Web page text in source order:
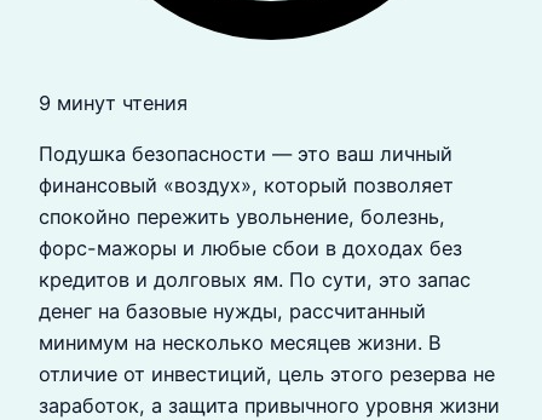
9 минут чтения
Подушка безопасности — это ваш личный
финансовый «воздух», который позволяет
спокойно пережить увольнение, болезнь,
форс-мажоры и любые сбои в доходах без
кредитов и долговых ям. По сути, это запас
денег на базовые нужды, рассчитанный
минимум на несколько месяцев жизни. В
отличие от инвестиций, цель этого резерва не
заработок, а защита привычного уровня жизни